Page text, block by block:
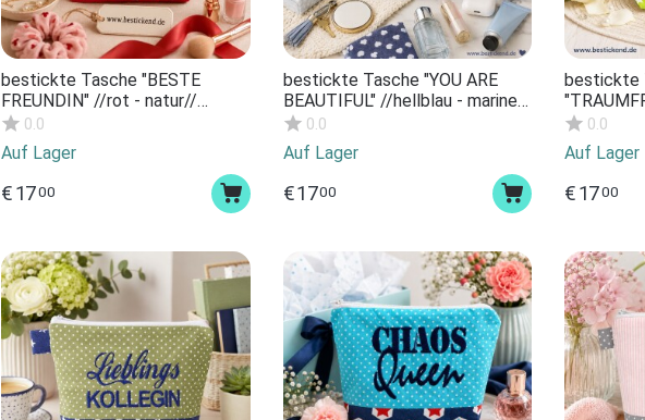
bestickte Tasche "BESTE
FREUNDIN" //rot - natur//
Kosmetiktasche Kulturtasche
Schminktasche Makeup-Bag
Statement Kompliment
Geschenk
0.0
Auf Lager
€1700
bestickte Tasche "YOU ARE
BEAUTIFUL" //hellblau - marine//
Kosmetiktasche Kulturtasche
Schminktasche Makeup-Bag
Statement Kompliment
Geschenk
0.0
Auf Lager
€1700
bestickte
Geschenk
0.0
Auf Lager
€1700